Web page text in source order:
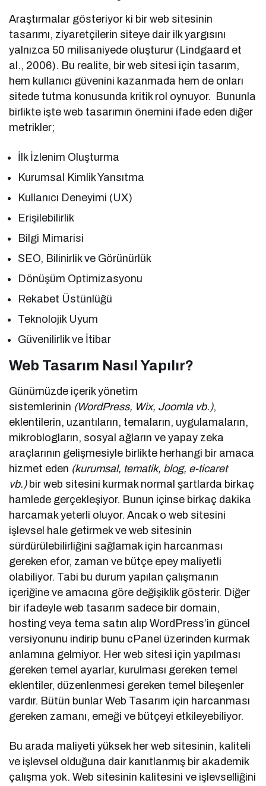
Araştırmalar gösteriyor ki bir web sitesinin
tasarımı, ziyaretçilerin siteye dair ilk yargısını
yalnızca 50 milisaniyede oluşturur (Lindgaard et
al., 2006). Bu realite, bir web sitesi için tasarım,
hem kullanıcı güvenini kazanmada hem de onları
sitede tutma konusunda kritik rol oynuyor. Bununla
birlikte işte web tasarımın önemini ifade eden diğer
metrikler;
İlk İzlenim Oluşturma
Kurumsal Kimlik Yansıtma
Kullanıcı Deneyimi (UX)
Erişilebilirlik
Bilgi Mimarisi
SEO, Bilinirlik ve Görünürlük
Dönüşüm Optimizasyonu
Rekabet Üstünlüğü
Teknolojik Uyum
Güvenilirlik ve İtibar
Web Tasarım Nasıl Yapılır?
Günümüzde içerik yönetim
sistemlerinin (WordPress, Wix, Joomla vb.),
eklentilerin, uzantıların, temaların, uygulamaların,
mikroblogların, sosyal ağların ve yapay zeka
araçlarının gelişmesiyle birlikte herhangi bir amaca
hizmet eden (kurumsal, tematik, blog, e-ticaret
vb.)bir web sitesini kurmak normal şartlarda birkaç
hamlede gerçekleşiyor. Bunun içinse birkaç dakika
harcamak yeterli oluyor. Ancak o web sitesini
işlevsel hale getirmek ve web sitesinin
sürdürülebilirliğini sağlamak için harcanması
gereken efor, zaman ve bütçe epey maliyetli
olabiliyor. Tabi bu durum yapılan çalışmanın
içeriğine ve amacına göre değişiklik gösterir. Diğer
bir ifadeyle web tasarım sadece bir domain,
hosting veya tema satın alıp WordPress’in güncel
versiyonunu indirip bunu cPanel üzerinden kurmak
anlamına gelmiyor. Her web sitesi için yapılması
gereken temel ayarlar, kurulması gereken temel
eklentiler, düzenlenmesi gereken temel bileşenler
vardır. Bütün bunlar Web Tasarım için harcanması
gereken zamanı, emeği ve bütçeyi etkileyebiliyor.
Bu arada maliyeti yüksek her web sitesinin, kaliteli
ve işlevsel olduğuna dair kanıtlanmış bir akademik
çalışma yok. Web sitesinin kalitesini ve işlevselliğini